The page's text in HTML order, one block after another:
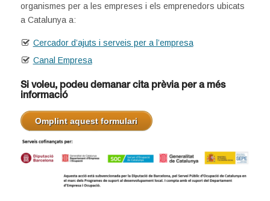
organismes per a les empreses i els emprenedors ubicats
a Catalunya a:
Cercador d’ajuts i serveis per a l’empresa
Canal Empresa
Si voleu, podeu demanar cita prèvia per a més
informació
Omplint aquest formulari